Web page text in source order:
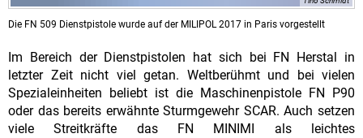
Die FN 509 Dienstpistole wurde auf der MILIPOL 2017 in Paris vorgestellt
Im Bereich der Dienstpistolen hat sich bei FN Herstal in
letzter Zeit nicht viel getan. Weltberühmt und bei vielen
Spezialeinheiten beliebt ist die Maschinenpistole FN P90
oder das bereits erwähnte Sturmgewehr SCAR. Auch setzen
viele Streitkräfte das FN MINIMI als leichtes